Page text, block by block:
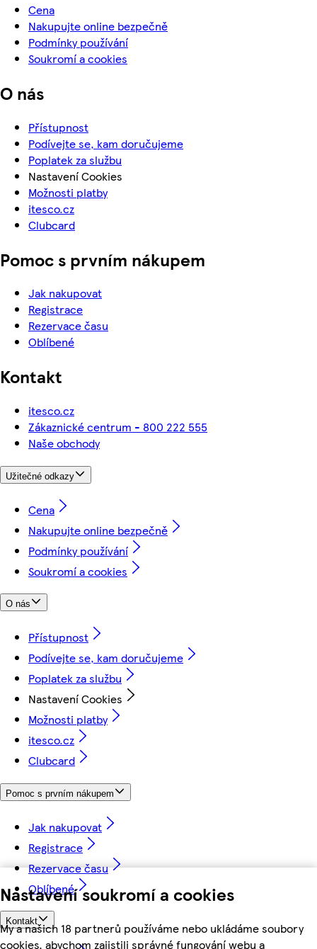
Nastavení soukromí a cookies
My a našich 18 partnerů používáme nebo ukládáme soubory
cookies, abychom zajistili správné fungování webu a
Cena
Nakupujte online bezpečně
Podmínky používání
Soukromí a cookies
O nás
Přístupnost
Podívejte se, kam doručujeme
Poplatek za službu
Nastavení Cookies
Možnosti platby
itesco.cz
Clubcard
Pomoc s prvním nákupem
Jak nakupovat
Registrace
Rezervace času
Oblíbené
Kontakt
itesco.cz
Zákaznické centrum - 800 222 555
Naše obchody
Užitečné odkazy
Cena
Nakupujte online bezpečně
Podmínky používání
Soukromí a cookies
O nás
Přístupnost
Podívejte se, kam doručujeme
Poplatek za službu
Nastavení Cookies
Možnosti platby
itesco.cz
Clubcard
Pomoc s prvním nákupem
Jak nakupovat
Registrace
Rezervace času
Oblíbené
Kontakt